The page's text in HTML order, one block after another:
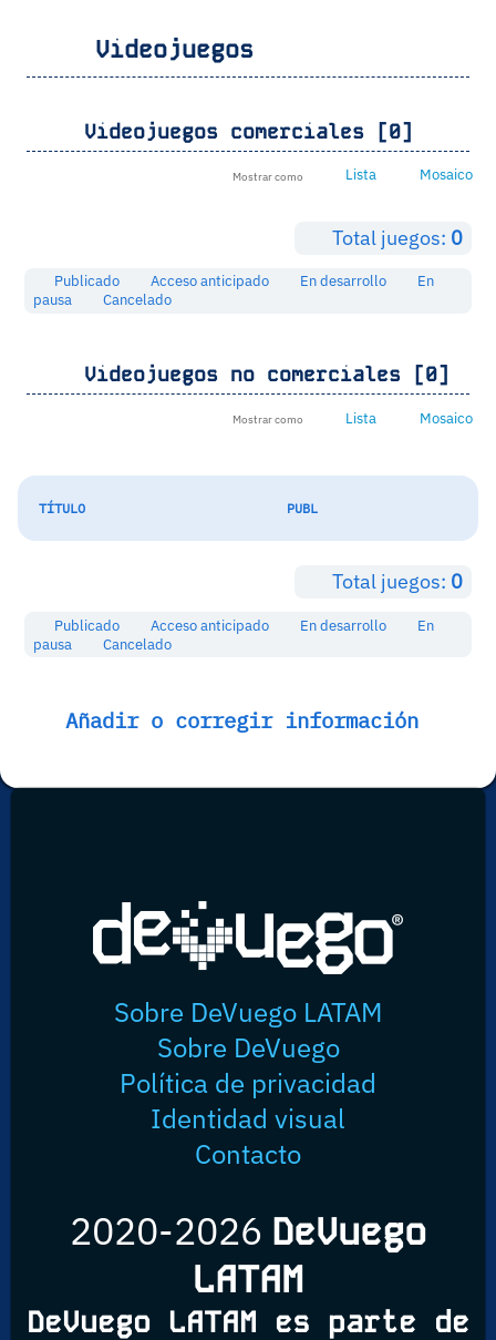
Videojuegos
Videojuegos comerciales [0]
Mostrar como Lista Mosaico
Total juegos: 0
Publicado Acceso anticipado En desarrollo
En
pausa
Cancelado
Videojuegos no comerciales [0]
Mostrar como Lista Mosaico
TÍTULO PUBL
Total juegos: 0
Publicado Acceso anticipado En desarrollo
En
pausa
Cancelado
Añadir o corregir información
Sobre DeVuego LATAM
Sobre DeVuego
Política de privacidad
Identidad visual
Contacto
2020-2026 DeVuego
LATAM
DeVuego LATAM es parte de